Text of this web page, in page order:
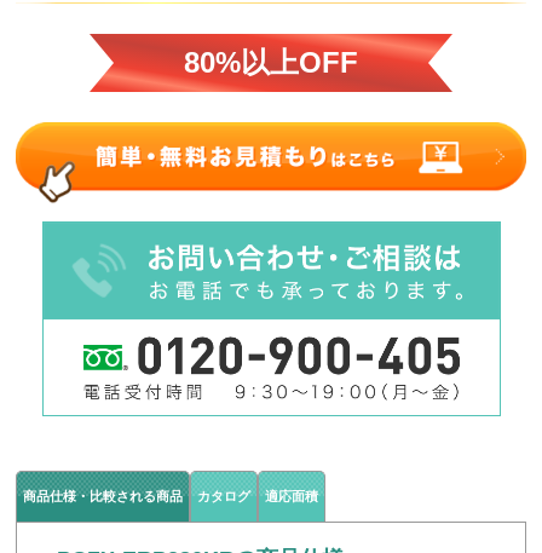
80%以上OFF
商品仕様・比較される商品 カタログ 適応面積